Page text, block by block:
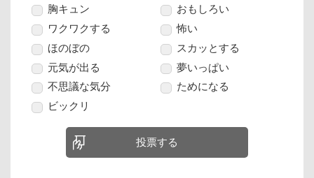
胸キュン
おもしろい
ワクワクする
怖い
ほのぼの
スカッとする
元気が出る
夢いっぱい
不思議な気分
ためになる
ビックリ
投票する